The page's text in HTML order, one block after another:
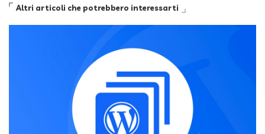
Altri articoli che potrebbero interessarti